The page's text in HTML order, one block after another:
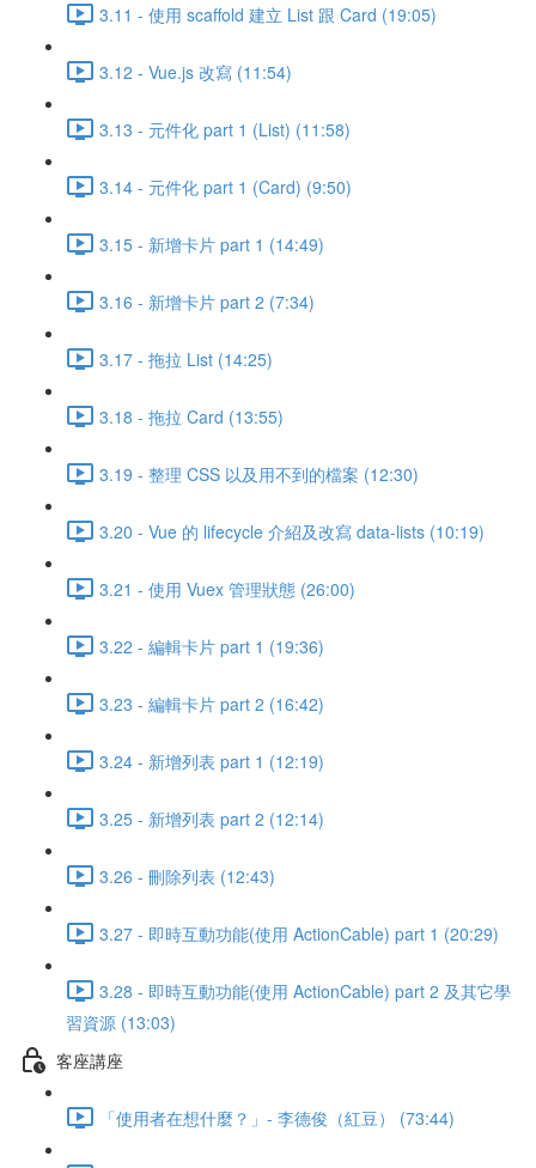
3.11 - 使用 scaffold 建立 List 跟 Card (19:05)
3.12 - Vue.js 改寫 (11:54)
3.13 - 元件化 part 1 (List) (11:58)
3.14 - 元件化 part 1 (Card) (9:50)
3.15 - 新增卡片 part 1 (14:49)
3.16 - 新增卡片 part 2 (7:34)
3.17 - 拖拉 List (14:25)
3.18 - 拖拉 Card (13:55)
3.19 - 整理 CSS 以及用不到的檔案 (12:30)
3.20 - Vue 的 lifecycle 介紹及改寫 data-lists (10:19)
3.21 - 使用 Vuex 管理狀態 (26:00)
3.22 - 編輯卡片 part 1 (19:36)
3.23 - 編輯卡片 part 2 (16:42)
3.24 - 新增列表 part 1 (12:19)
3.25 - 新增列表 part 2 (12:14)
3.26 - 刪除列表 (12:43)
3.27 - 即時互動功能(使用 ActionCable) part 1 (20:29)
3.28 - 即時互動功能(使用 ActionCable) part 2 及其它學
習資源 (13:03)
客座講座
「使用者在想什麼？」- 李德俊（紅豆） (73:44)